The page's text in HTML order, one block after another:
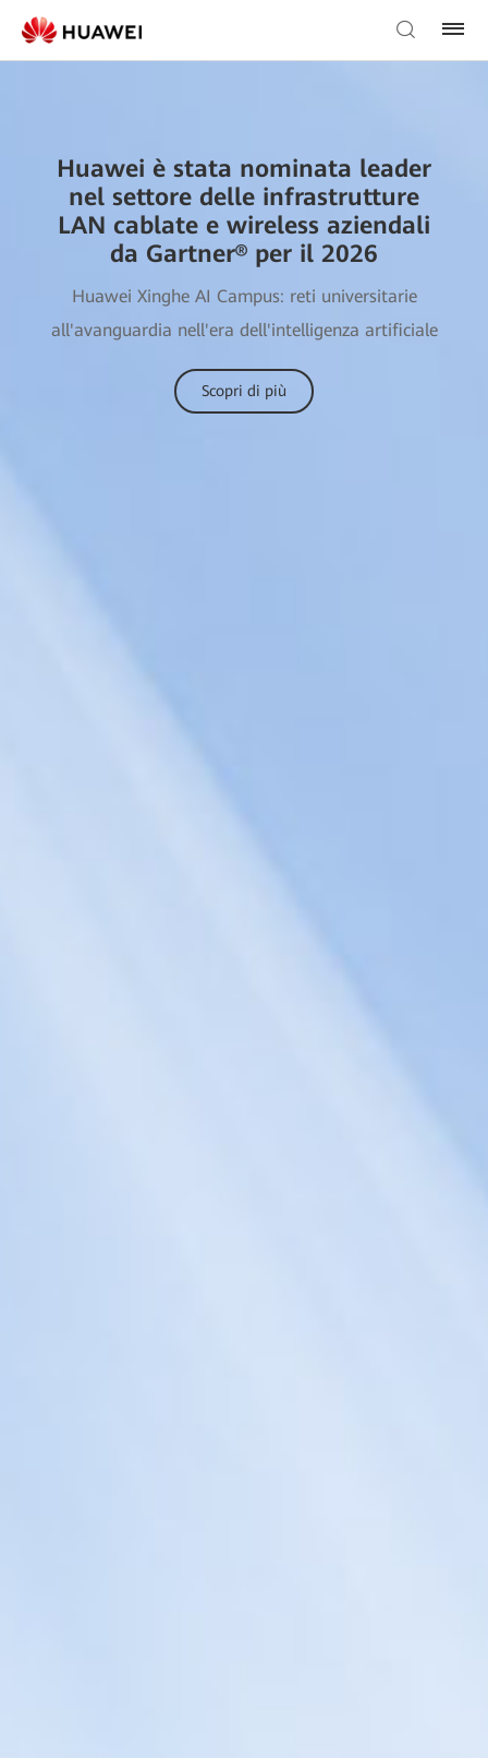
Huawei è stata nominata leader
nel settore delle infrastrutture
LAN cablate e wireless aziendali
da Gartner® per il 2026
Huawei Xinghe AI Campus: reti universitarie
all'avanguardia nell'era dell'intelligenza artificiale
Scopri di più